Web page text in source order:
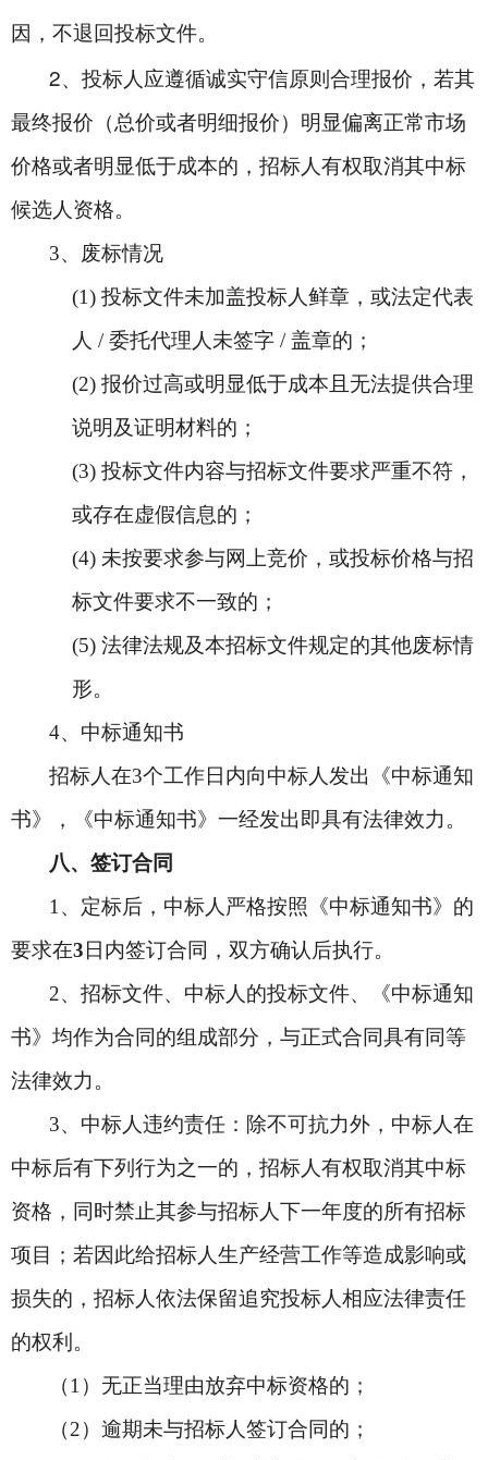
因，不退回投标文件。
2、投标人应遵循诚实守信原则合理报价，若其
最终报价（总价或者明细报价）明显偏离正常市场
价格或者明显低于成本的，招标人有权取消其中标
候选人资格。
3、废标情况
(1) 投标文件未加盖投标人鲜章，或法定代表
人 / 委托代理人未签字 / 盖章的；
(2) 报价过高或明显低于成本且无法提供合理
说明及证明材料的；
(3) 投标文件内容与招标文件要求严重不符，
或存在虚假信息的；
(4) 未按要求参与网上竞价，或投标价格与招
标文件要求不一致的；
(5) 法律法规及本招标文件规定的其他废标情
形。
4、中标通知书
招标人在3个工作日内向中标人发出《中标通知
书》，《中标通知书》一经发出即具有法律效力。
八、签订合同
1 、定标后，中标人严格按照《中标通知书》的
要求在3 日内签订合同，双方确认后执行。
2、招标文件、中标人的投标文件、《中标通知
书》均作为合同的组成部分，与正式合同具有同等
法律效力。
3、中标人违约责任：除不可抗力外，中标人在
中标后有下列行为之一的，招标人有权取消其中标
资格，同时禁止其参与招标人下一年度的所有招标
项目；若因此给招标人生产经营工作等造成影响或
损失的，招标人依法保留追究投标人相应法律责任
的权利。
（1）无正当理由放弃中标资格的；
（2）逾期未与招标人签订合同的；